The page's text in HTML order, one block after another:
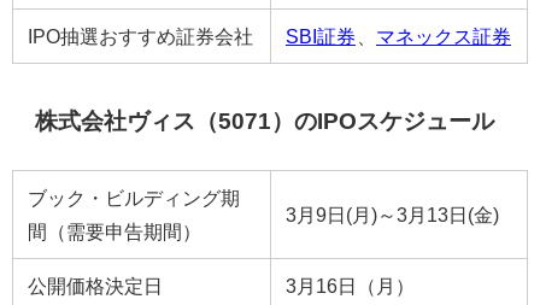
IPO抽選おすすめ証券会社 SBI証券 マネックス証券
株式会社ヴィス（5071）のIPOスケジュール
ブック・ビルディング期
間（需要申告期間）
3月9日(月)～3月13日(金)
公開価格決定日 3月16日（月）